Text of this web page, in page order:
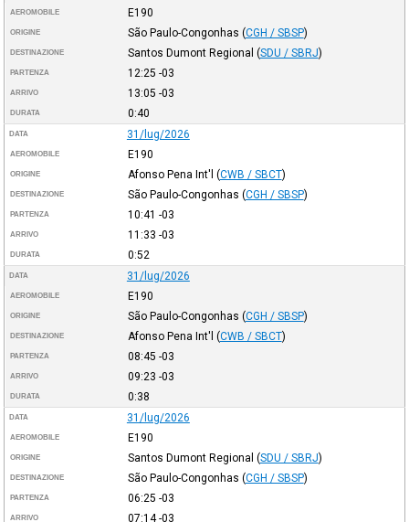
AEROMOBILE E190
ORIGINE São Paulo-Congonhas (CGH / SBSP)
DESTINAZIONE Santos Dumont Regional (SDU / SBRJ)
PARTENZA 12:25 -03
ARRIVO 13:05 -03
DURATA 0:40
DATA 31/lug/2026
AEROMOBILE E190
ORIGINE Afonso Pena Int'l (CWB / SBCT)
DESTINAZIONE São Paulo-Congonhas (CGH / SBSP)
PARTENZA 10:41 -03
ARRIVO 11:33 -03
DURATA 0:52
DATA 31/lug/2026
AEROMOBILE E190
ORIGINE São Paulo-Congonhas (CGH / SBSP)
DESTINAZIONE Afonso Pena Int'l (CWB / SBCT)
PARTENZA 08:45 -03
ARRIVO 09:23 -03
DURATA 0:38
DATA 31/lug/2026
AEROMOBILE E190
ORIGINE Santos Dumont Regional (SDU / SBRJ)
DESTINAZIONE São Paulo-Congonhas (CGH / SBSP)
PARTENZA 06:25 -03
ARRIVO 07:14-03